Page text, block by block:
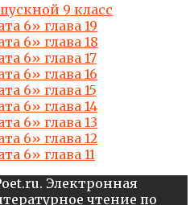
9 класс
6» глава 19
6» глава 18
6» глава 17
6» глава 16
6» глава 15
6» глава 14
6» глава 13
6» глава 12
6» глава 11
Электронная
чтение по